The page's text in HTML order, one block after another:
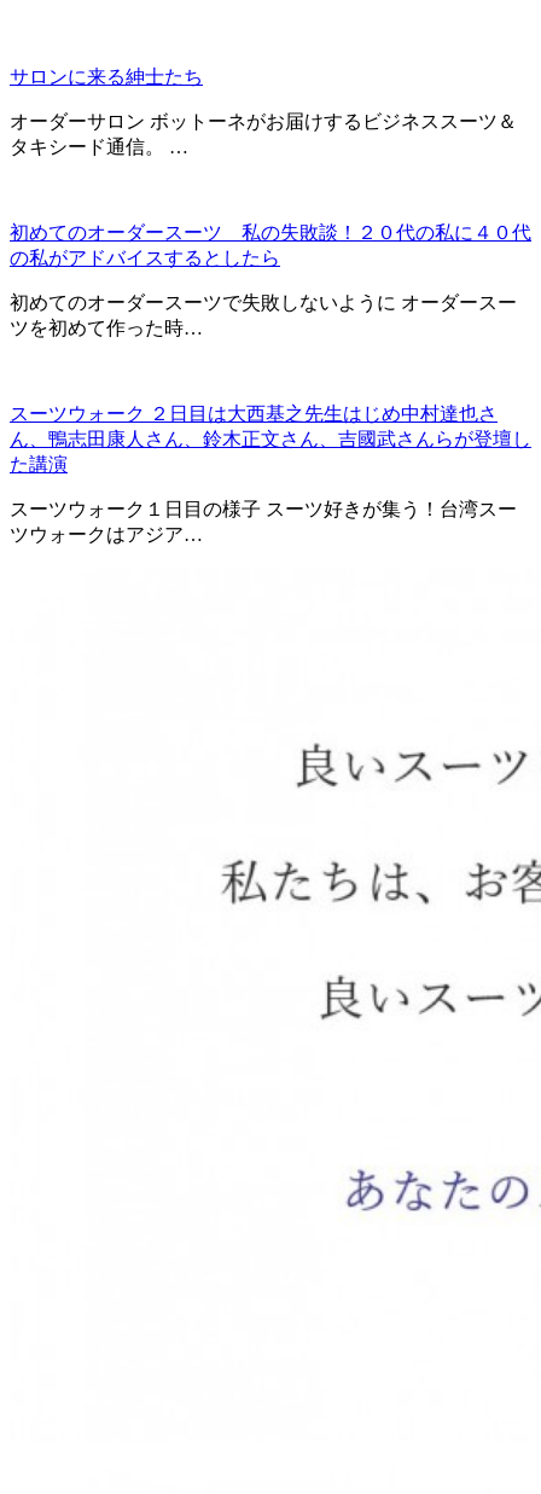
サロンに来る紳士たち
オーダーサロン ボットーネがお届けするビジネススーツ＆
タキシード通信。 …
初めてのオーダースーツ 私の失敗談！２０代の私に４０代
の私がアドバイスするとしたら
初めてのオーダースーツで失敗しないように オーダースー
ツを初めて作った時…
スーツウォーク ２日目は大西基之先生はじめ中村達也さ
ん、鴨志田康人さん、鈴木正文さん、吉國武さんらが登壇し
た講演
スーツウォーク１日目の様子 スーツ好きが集う！台湾スー
ツウォークはアジア…